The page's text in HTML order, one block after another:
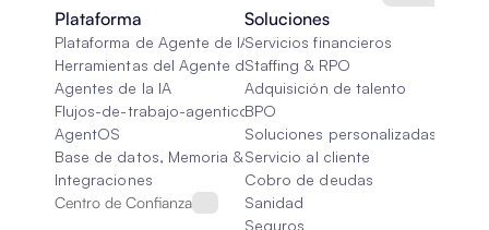
Plataforma
Plataforma de Agente de IA
Herramientas del Agente de IA
Agentes de la IA
Flujos-de-trabajo-agenticos
AgentOS
Base de datos, Memoria & Trapo
Integraciones
Centro de Confianza
Soluciones
Servicios financieros
Staffing & RPO
Adquisición de talento
BPO
Soluciones personalizadas de IA
Servicio al cliente
Cobro de deudas
Sanidad
Seguros